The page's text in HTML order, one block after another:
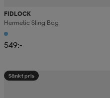
FIDLOCK
Hermetic Sling Bag
549:-
Sänkt pris